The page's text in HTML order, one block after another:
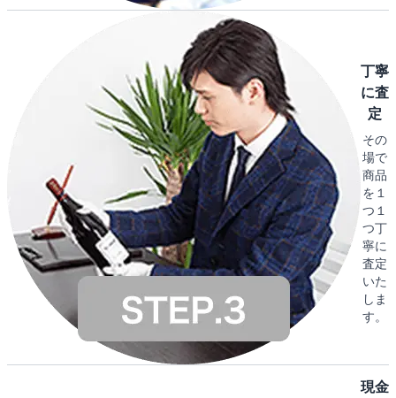
丁寧
に査
定
その
場で
商品
を１
つ１
つ丁
寧に
査定
いた
しま
す。
現金